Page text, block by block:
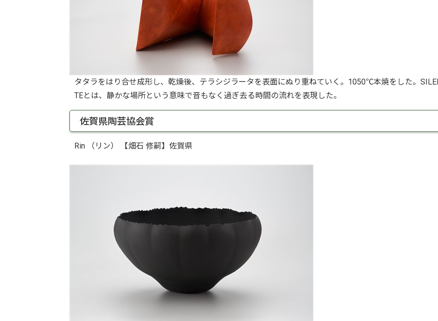
タタラをはり合せ成形し、乾燥後、テラシジラータを表面にぬり重ねていく。1050℃本焼をした。
TEとは、静かな場所という意味で音もなく過ぎ去る時間の流れを表現した。
佐賀県陶芸協会賞
Rin （リン） 【畑石 修嗣】佐賀県